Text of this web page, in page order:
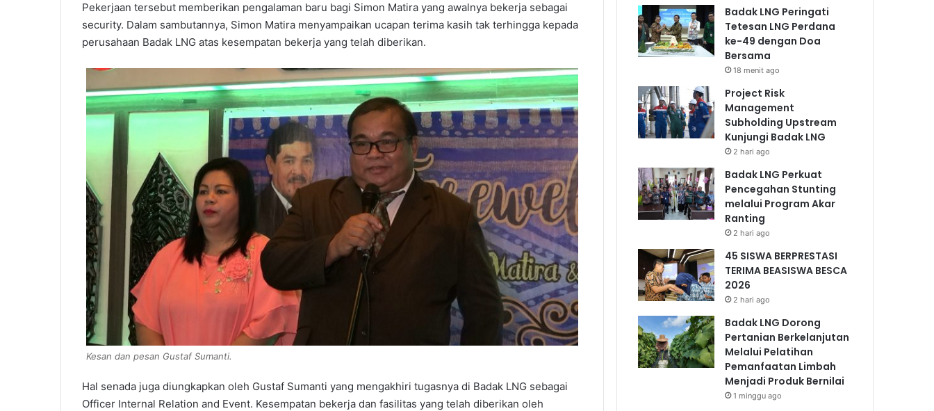
Pekerjaan tersebut memberikan pengalaman baru bagi Simon Matira yang awalnya bekerja sebagai
security. Dalam sambutannya, Simon Matira menyampaikan ucapan terima kasih tak terhingga kepada
perusahaan Badak LNG atas kesempatan bekerja yang telah diberikan.
Kesan dan pesan Gustaf Sumanti.
Hal senada juga diungkapkan oleh Gustaf Sumanti yang mengakhiri tugasnya di Badak LNG sebagai
Officer Internal Relation and Event. Kesempatan bekerja dan fasilitas yang telah diberikan oleh
Badak LNG Peringati
Tetesan LNG Perdana
ke-49 dengan Doa
Bersama
18 menit ago
Project Risk
Management
Subholding Upstream
Kunjungi Badak LNG
2 hari ago
Badak LNG Perkuat
Pencegahan Stunting
melalui Program Akar
Ranting
2 hari ago
45 SISWA BERPRESTASI
TERIMA BEASISWA BESCA
2026
2 hari ago
Badak LNG Dorong
Pertanian Berkelanjutan
Melalui Pelatihan
Pemanfaatan Limbah
Menjadi Produk Bernilai
1 minggu ago